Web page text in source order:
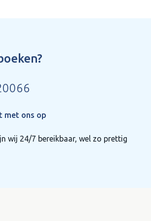
met ons op
wij 24/7 bereikbaar, wel zo prettig